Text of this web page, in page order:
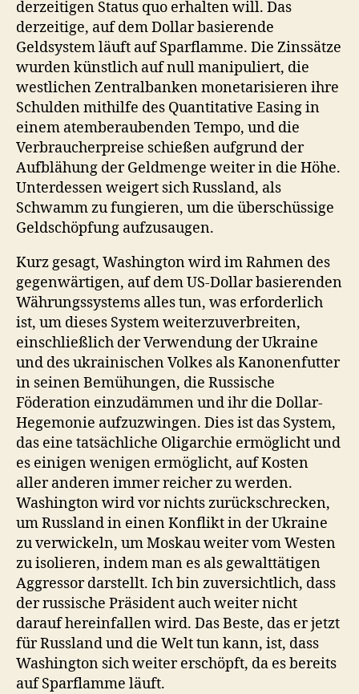
derzeitigen Status quo erhalten will. Das
derzeitige, auf dem Dollar basierende
Geldsystem läuft auf Sparflamme. Die Zinssätze
wurden künstlich auf null manipuliert, die
westlichen Zentralbanken monetarisieren ihre
Schulden mithilfe des Quantitative Easing in
einem atemberaubenden Tempo, und die
Verbraucherpreise schießen aufgrund der
Aufblähung der Geldmenge weiter in die Höhe.
Unterdessen weigert sich Russland, als
Schwamm zu fungieren, um die überschüssige
Geldschöpfung aufzusaugen.
Kurz gesagt, Washington wird im Rahmen des
gegenwärtigen, auf dem US-Dollar basierenden
Währungssystems alles tun, was erforderlich
ist, um dieses System weiterzuverbreiten,
einschließlich der Verwendung der Ukraine
und des ukrainischen Volkes als Kanonenfutter
in seinen Bemühungen, die Russische
Föderation einzudämmen und ihr die Dollar-
Hegemonie aufzuzwingen. Dies ist das System,
das eine tatsächliche Oligarchie ermöglicht und
es einigen wenigen ermöglicht, auf Kosten
aller anderen immer reicher zu werden.
Washington wird vor nichts zurückschrecken,
um Russland in einen Konflikt in der Ukraine
zu verwickeln, um Moskau weiter vom Westen
zu isolieren, indem man es als gewalttätigen
Aggressor darstellt. Ich bin zuversichtlich, dass
der russische Präsident auch weiter nicht
darauf hereinfallen wird. Das Beste, das er jetzt
für Russland und die Welt tun kann, ist, dass
Washington sich weiter erschöpft, da es bereits
auf Sparflamme läuft.